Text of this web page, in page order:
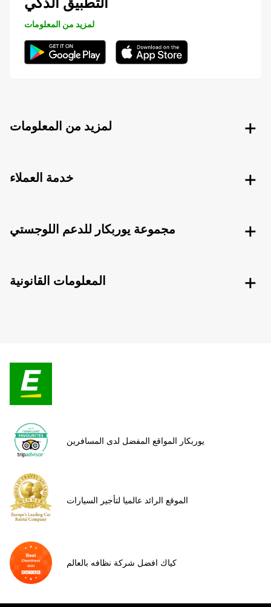
لمزيد من المعلومات
لمزيد من المعلومات
خدمة العملاء
مجموعة يوربكار للدعم اللوجستي
المعلومات القانونية
يوربكار المواقع المفضل لدى المسافرين
الموقع الرائد عالميا لتأجير السيارات
كياك افضل شركة نظافه بالعالم